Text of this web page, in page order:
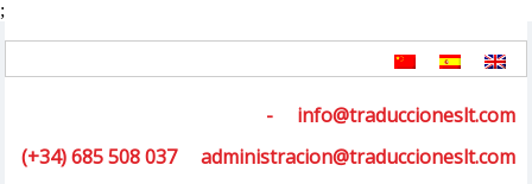
;
info@traduccioneslt.com
-
administracion@traduccioneslt.com
(+34) 685 508 037